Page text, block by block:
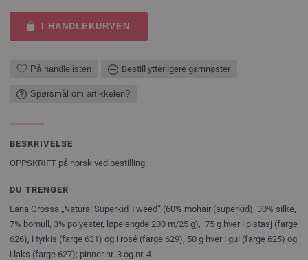
I HANDLEKURVEN
På handlelisten Bestill ytterligere garnnøster
Spørsmål om artikkelen?
BESKRIVELSE
OPPSKRIFT på norsk ved bestilling
DU TRENGER
Lana Grossa „Natural Superkid Tweed“ (60% mohair (superkid), 30% silke,
7% bomull, 3% polyester, løpelengde 200 m/25 g), 75 g hver i pistasj (farge
626), i tyrkis (farge 631) og i rosé (farge 629), 50 g hver i gul (farge 625) og
i laks (farge 627); pinner nr. 3 og nr. 4.